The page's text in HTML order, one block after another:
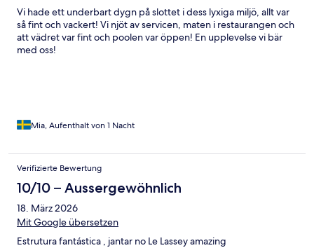
Vi hade ett underbart dygn på slottet i dess lyxiga miljö, allt var
så fint och vackert! Vi njöt av servicen, maten i restaurangen och
att vädret var fint och poolen var öppen! En upplevelse vi bär
med oss!
Mia, Aufenthalt von 1 Nacht
Verifizierte Bewertung
10/10 – Aussergewöhnlich
18. März 2026
Mit Google übersetzen
Estrutura fantástica , jantar no Le Lassey amazing